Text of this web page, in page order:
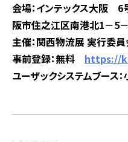
会場：インテックス大阪
阪市住之江区南港北1－5－
主催：関西物流展 実行委
事前登録：無料 https://
ユーザックシステムブース